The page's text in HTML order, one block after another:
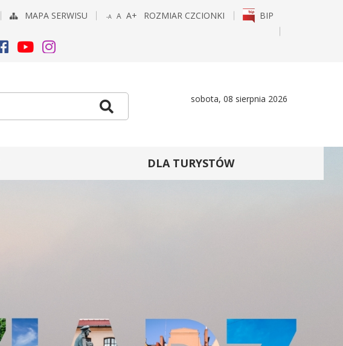
MAPA SERWISU
-A
A A+
ROZMIAR CZCIONKI BIP
FACEBOOK
YOUTUBEINSTAGRAM
sobota, 08 sierpnia 2026
DLA TURYSTÓW